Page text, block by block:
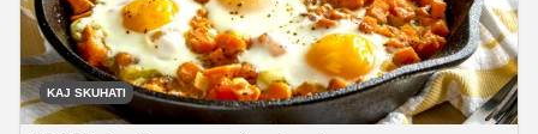
KAJ SKUHATI